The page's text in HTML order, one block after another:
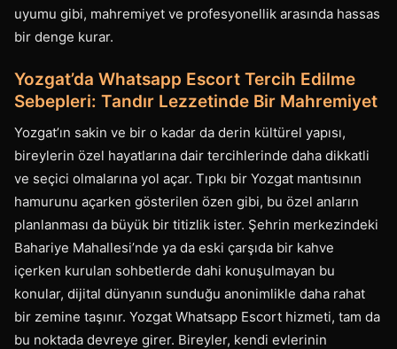
uyumu gibi, mahremiyet ve profesyonellik arasında hassas
bir denge kurar.
Yozgat’da Whatsapp Escort Tercih Edilme
Sebepleri: Tandır Lezzetinde Bir Mahremiyet
Yozgat’ın sakin ve bir o kadar da derin kültürel yapısı,
bireylerin özel hayatlarına dair tercihlerinde daha dikkatli
ve seçici olmalarına yol açar. Tıpkı bir Yozgat mantısının
hamurunu açarken gösterilen özen gibi, bu özel anların
planlanması da büyük bir titizlik ister. Şehrin merkezindeki
Bahariye Mahallesi’nde ya da eski çarşıda bir kahve
içerken kurulan sohbetlerde dahi konuşulmayan bu
konular, dijital dünyanın sunduğu anonimlikle daha rahat
bir zemine taşınır. Yozgat Whatsapp Escort hizmeti, tam da
bu noktada devreye girer. Bireyler, kendi evlerinin